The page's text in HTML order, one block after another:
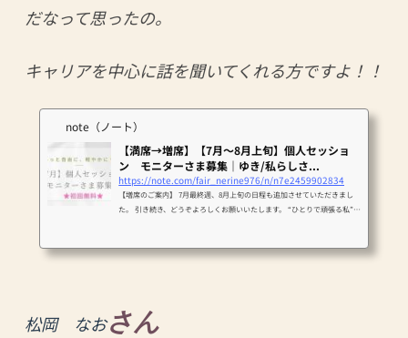
だなって思ったの。
キャリアを中心に話を聞いてくれる方ですよ！！
note（ノート）
【満席→増席】【7月～8月上旬】個人セッショ
ン モニターさま募集｜ゆき/私らしさ...
https://note.com/fair_nerine976/n/n7e2459902834
【増席のご案内】 7月最終週、8月上旬の日程も追加させていただきまし
た。 引き続き、どうぞよろしくお願いいたします。 “ひとりで頑張る私”か
ゆきです。 まずは御礼を申し上げます。 おかげさまで、6月の個人セッシ
松岡 なおさん